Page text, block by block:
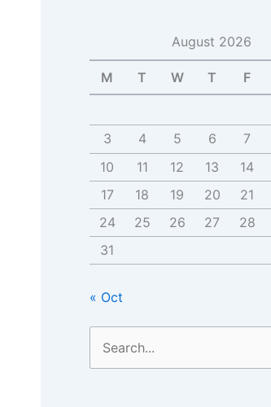
August 2026
M T W T F
3
4 5 6 7
10
11 12 13 14
17
18 19 20 21
24
25 26 27 28
31
« Oct